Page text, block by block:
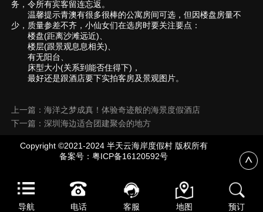
务，令所有宾客留连忘返。
温馨提示青澳有很多很棒的公寓房间可选，但因楼盘房量不
少，质量参差不齐，小仙女们在选房时要关注要点：
楼盘(距离沙滩远近)、
楼层(跟景观息息相关)、
有无阳台、
床型大小(关系到能否住得下)，
最好还是跟酒店要下实拍客房及景观图片。
上一篇：海洋之梦成真！体验奇迹般的海景度假酒店
下一篇：深圳海边适合团建聚会的地方
Copyright ©2021-2024 半天云海岸度假村 版权所有
备案号：粤ICP备16120592号
导航 电话 客服 地图 预订